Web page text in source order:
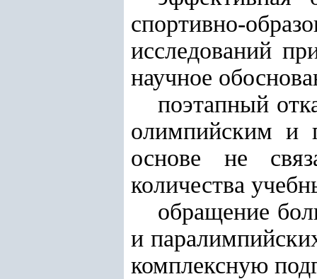
спортивно-
исследований
научное
поэтапный
олимпийским и
основе не
количества
обращение
и
комплексную